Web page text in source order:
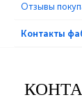
Отзывы
Контакты